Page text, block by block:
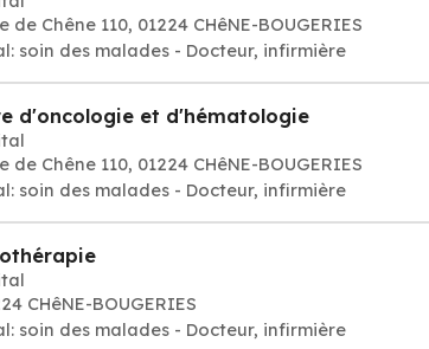
de Chêne 110, 01224 CHêNE-BOUGERIES
soin des malades - Docteur, infirmière
d'oncologie et d'hématologie
de Chêne 110, 01224 CHêNE-BOUGERIES
soin des malades - Docteur, infirmière
CHêNE-BOUGERIES
soin des malades - Docteur, infirmière